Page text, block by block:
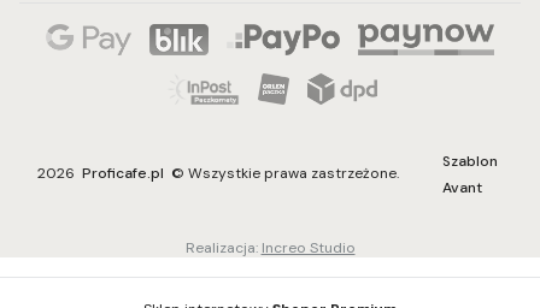
2026 Proficafe.pl © Wszystkie prawa zastrzeżone.
Szablon
Avant
Realizacja: Increo Studio